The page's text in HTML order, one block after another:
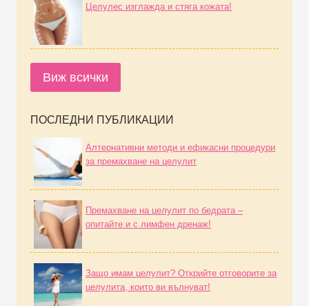
Целулес изглажда и стяга кожата!
Виж всички
ПОСЛЕДНИ ПУБЛИКАЦИИ
Алтернативни методи и ефикасни процедури
за премахване на целулит
Премахване на целулит по бедрата –
опитайте и с лимфен дренаж!
Защо имам целулит? Открийте отговорите за
целулита, които ви вълнуват!